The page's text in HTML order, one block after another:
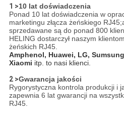
1 >10 lat doświadczenia
Ponad 10 lat doświadczenia w
marketingu złącza żeńskiego
sprzedawane są do ponad 800
HELING dostarczył naszym
żeńskich RJ45.
Amphenol, Huawei, LG,
Xiaomi itp. to nasi klienci.
2 >Gwarancja jakości
Rygorystyczna kontrola produkcji i
zapewnia 6 lat gwarancji na
RJ45.